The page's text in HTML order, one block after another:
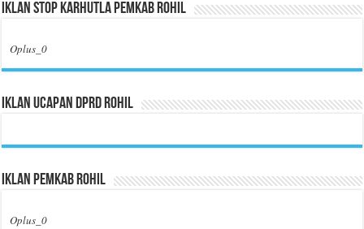
Iklan Stop Karhutla Pemkab Rohil
Oplus_0
Iklan Ucapan DPRD Rohil
Iklan Pemkab Rohil
Oplus_0